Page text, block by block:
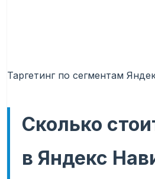
Таргетинг по сегментам
Сколько
в Яндекс